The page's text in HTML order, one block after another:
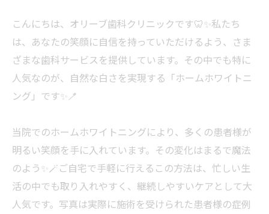
こんにちは、オリーブ歯科クリニックです🦷✨私たち
は、あなたの笑顔に自信を持っていただけるよう、さま
ざまな歯科サービスを提供しています。その中でも特に
人気なのが、自然な白さを実現する「ホームホワイトニ
ング」です✨🪥
当院でのホームホワイトニングにより、多くの患者様が
明るい笑顔を手に入れています。その変化はまるで魔法
のよう✨🪄ご自宅で手軽に行えるこの方法は、忙しい生
活の中でも取り入れやすく、継続しやすいケアとして大
人気です。写真は実際に施術を受けられた患者様の症例